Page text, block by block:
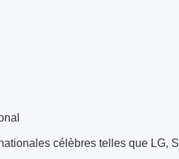
célèbres telles que LG,